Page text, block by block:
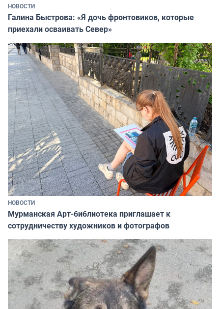
НОВОСТИ
Галина Быстрова: «Я дочь фронтовиков, которые
приехали осваивать Север»
НОВОСТИ
Мурманская Арт-библиотека приглашает к
сотрудничеству художников и фотографов